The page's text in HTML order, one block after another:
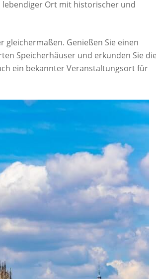
Ort mit historischer und
gleichermaßen. Genießen Sie einen
Speicherhäuser und erkunden Sie
ein bekannter Veranstaltungsort für